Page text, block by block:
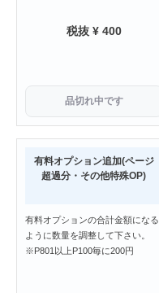
税抜 ¥ 400
品切れ中です
有料オプション追加(ページ
超過分・その他特殊OP)
有料オプションの合計金額になる
ように数量を調整して下さい。
※P801以上P100毎に200円